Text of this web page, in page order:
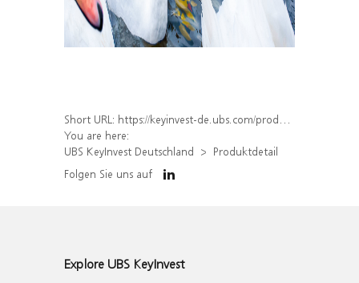
Short URL: https://keyinvest-de.ubs.com/produkt/detail/index/isin/DE000WA5ZWN4
You are here:
UBS KeyInvest Deutschland
Produktdetail
Folgen Sie uns auf
Explore UBS KeyInvest